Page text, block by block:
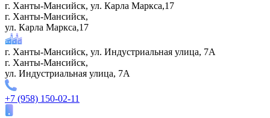
г. Ханты-Мансийск, ул. Карла Маркса,17
г. Ханты-Мансийск,
ул. Карла Маркса,17
г. Ханты-Мансийск, ул. Индустриальная улица, 7А
г. Ханты-Мансийск,
ул. Индустриальная улица, 7А
+7 (958) 150-02-11